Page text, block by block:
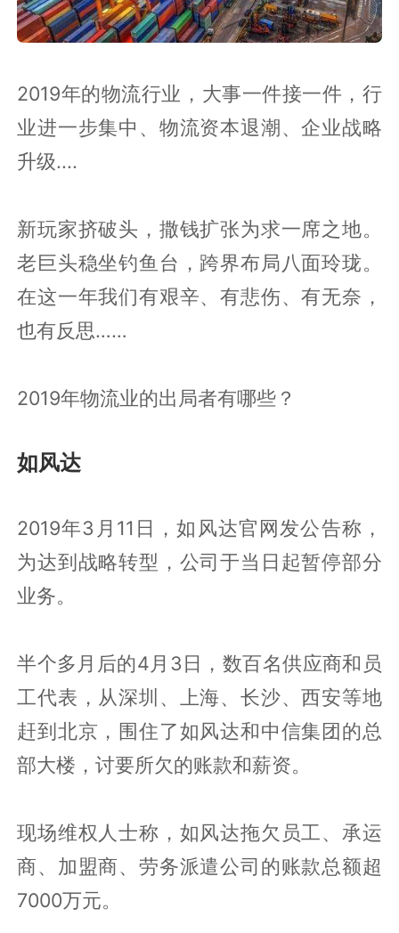
2019年的物流行业，大事一件接一件，行
业进一步集中、物流资本退潮、企业战略
升级....
新玩家挤破头，撒钱扩张为求一席之地。
老巨头稳坐钓鱼台，跨界布局八面玲珑。
在这一年我们有艰辛、有悲伤、有无奈，
也有反思……
2019年物流业的出局者有哪些？
如风达
2019年3月11日，如风达官网发公告称，
为达到战略转型，公司于当日起暂停部分
业务。
半个多月后的4月3日，数百名供应商和员
工代表，从深圳、上海、长沙、西安等地
赶到北京，围住了如风达和中信集团的总
部大楼，讨要所欠的账款和薪资。
现场维权人士称，如风达拖欠员工、承运
商、加盟商、劳务派遣公司的账款总额超
7000万元。